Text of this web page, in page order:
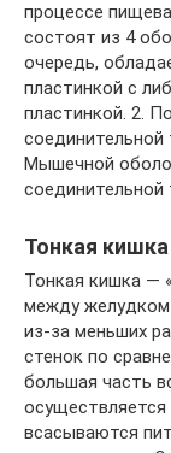
процессе
состоят из 4
очередь,
пластинкой с
пластинкой. 2.
соединительной
Мышечной
соединительной
Тонкая
Тонкая кишка —
между желудком
из-за меньших
стенок по
большая часть
всасываются